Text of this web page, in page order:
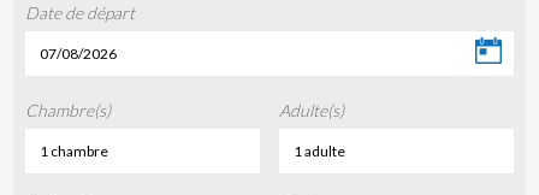
Date de départ
07/08/2026
Chambre(s)
1 chambre
Adulte(s)
1 adulte